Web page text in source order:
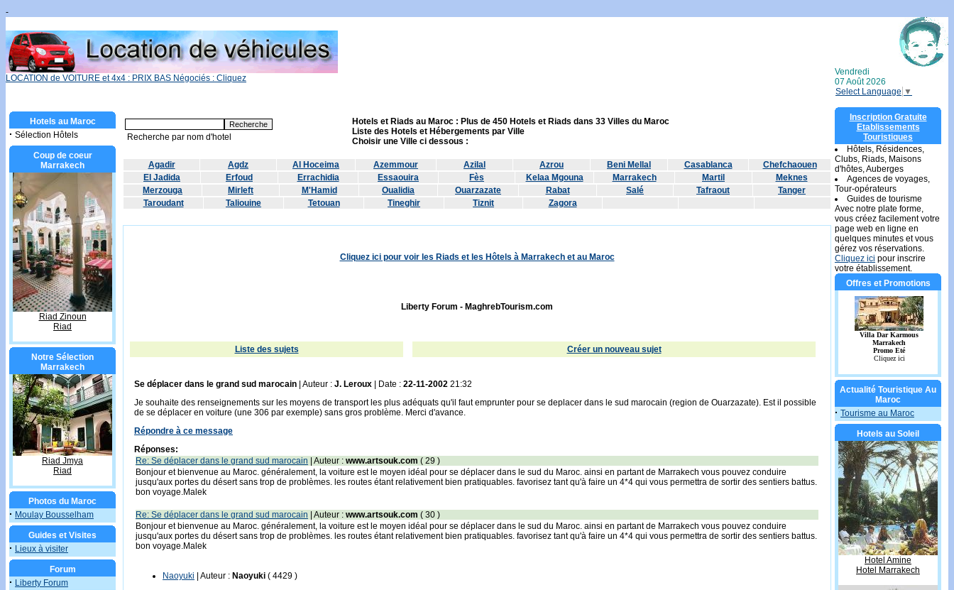
-
LOCATION de VOITURE et 4x4 : PRIX BAS Négociés : Cliquez
Vendredi
07 Août 2026
Select Language ▼
Hotels au Maroc
· Sélection Hôtels
Coup de coeur
Marrakech
Riad Zinoun
Riad
Notre Sélection
Marrakech
Riad Jmya
Riad
Photos du Maroc
· Moulay Bousselham
Guides et Visites
· Lieux à visiter
Forum
· Liberty Forum
Recherche par nom d'hotel
Hotels et Riads au Maroc : Plus de 450 Hotels et Riads dans 33 Villes du Maroc
Liste des Hotels et Hébergements par Ville
Choisir une Ville ci dessous :
Agadir Agdz Al Hoceima Azemmour Azilal Azrou Beni Mellal Casablanca
Chefchaouen
El Jadida
Erfoud Errachidia Essaouira Fès Kelaa Mgouna Marrakech Martil
Meknes
Merzouga
Mirleft M'Hamid Oualidia Ouarzazate Rabat Salé Tafraout
Tanger
Taroudant
Taliouine Tetouan Tineghir Tiznit Zagora
Cliquez ici pour voir les Riads et les Hôtels à Marrakech et au Maroc
Liberty Forum - MaghrebTourism.com
Liste des sujets Créer un nouveau sujet
Se déplacer dans le grand sud marocain | Auteur : J. Leroux | Date : 22-11-2002 21:32
Je souhaite des renseignements sur les moyens de transport les plus adéquats qu'il faut emprunter pour se deplacer dans le sud marocain (region de Ouarzazate). Est il possible
de se déplacer en voiture (une 306 par exemple) sans gros problème. Merci d'avance.
Répondre à ce message
Réponses:
Re: Se déplacer dans le grand sud marocain | Auteur : www.artsouk.com ( 29 )
Bonjour et bienvenue au Maroc. généralement, la voiture est le moyen idéal pour se déplacer dans le sud du Maroc. ainsi en partant de Marrakech vous pouvez conduire
jusqu'aux portes du désert sans trop de problèmes. les routes étant relativement bien pratiquables. favorisez tant qu'à faire un 4*4 qui vous permettra de sortir des sentiers battus.
bon voyage.Malek
Re: Se déplacer dans le grand sud marocain | Auteur : www.artsouk.com ( 30 )
Bonjour et bienvenue au Maroc. généralement, la voiture est le moyen idéal pour se déplacer dans le sud du Maroc. ainsi en partant de Marrakech vous pouvez conduire
jusqu'aux portes du désert sans trop de problèmes. les routes étant relativement bien pratiquables. favorisez tant qu'à faire un 4*4 qui vous permettra de sortir des sentiers battus.
bon voyage.Malek
Naoyuki | Auteur : Naoyuki ( 4429 )
Inscription Gratuite
Etablissements
Touristiques
Hôtels, Résidences,
Clubs, Riads, Maisons
d'hôtes, Auberges
Agences de voyages,
Tour-opérateurs
Guides de tourisme
Avec notre plate forme,
vous créez facilement votre
page web en ligne en
quelques minutes et vous
gérez vos réservations.
Cliquez ici pour inscrire
votre établissement.
Offres et Promotions
Actualité Touristique Au
Maroc
· Tourisme au Maroc
Hotels au Soleil
Hotel Amine
Hotel Marrakech